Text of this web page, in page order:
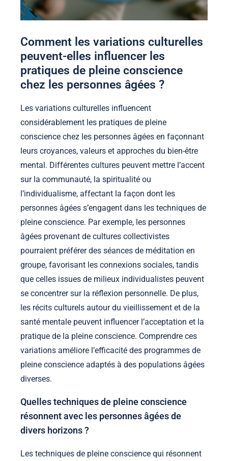
Comment les variations culturelles
peuvent-elles influencer les
pratiques de pleine conscience
chez les personnes âgées ?
Les variations culturelles influencent
considérablement les pratiques de pleine
conscience chez les personnes âgées en façonnant
leurs croyances, valeurs et approches du bien-être
mental. Différentes cultures peuvent mettre l’accent
sur la communauté, la spiritualité ou
l’individualisme, affectant la façon dont les
personnes âgées s’engagent dans les techniques de
pleine conscience. Par exemple, les personnes
âgées provenant de cultures collectivistes
pourraient préférer des séances de méditation en
groupe, favorisant les connexions sociales, tandis
que celles issues de milieux individualistes peuvent
se concentrer sur la réflexion personnelle. De plus,
les récits culturels autour du vieillissement et de la
santé mentale peuvent influencer l’acceptation et la
pratique de la pleine conscience. Comprendre ces
variations améliore l’efficacité des programmes de
pleine conscience adaptés à des populations âgées
diverses.
Quelles techniques de pleine conscience
résonnent avec les personnes âgées de
divers horizons ?
Les techniques de pleine conscience qui résonnent